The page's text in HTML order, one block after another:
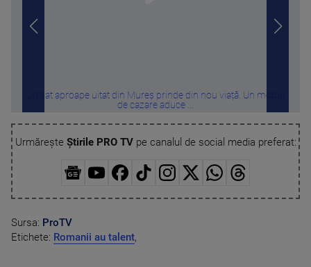
Un sat aproape uitat din Mureș prinde din nou viață. Un modul
de cazare aduce ...
Urmărește Știrile PRO TVpe canalul de social media preferat:
Sursa: ProTV
Etichete: Romanii au talent,